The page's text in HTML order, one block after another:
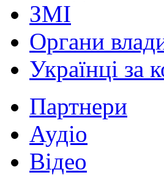
ЗМІ
Органи
Українці за
Партнери
Аудіо
Відео